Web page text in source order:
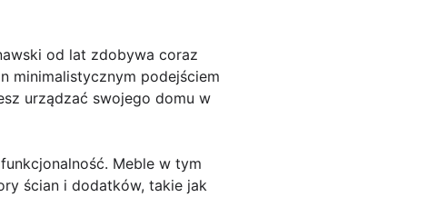
od lat zdobywa coraz
minimalistycznym podejściem
urządzać swojego domu w
Meble w tym
ścian i dodatków, takie jak